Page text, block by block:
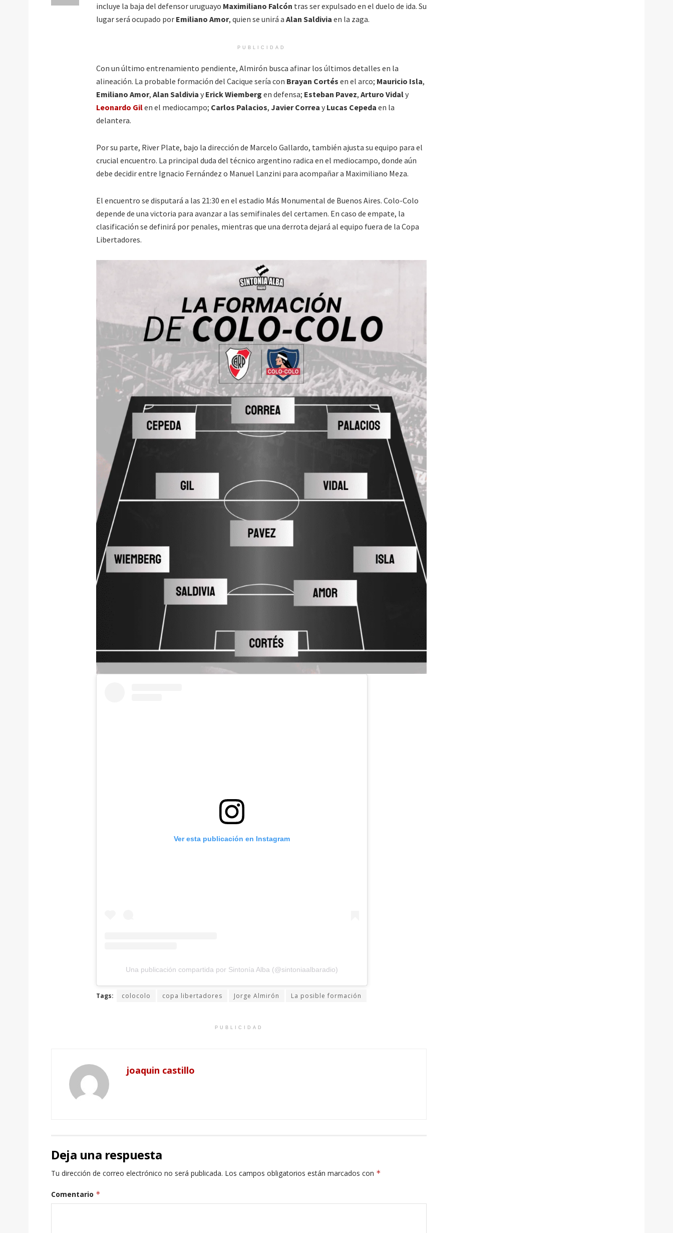
incluye la baja del defensor uruguayo Maximiliano Falcón tras ser expulsado en el duelo de ida. Su
lugar será ocupado por Emiliano Amor, quien se unirá a Alan Saldivia en la zaga.
PUBLICIDAD
Con un último entrenamiento pendiente, Almirón busca afinar los últimos detalles en la
alineación. La probable formación del Cacique sería con Brayan Cortés en el arco; Mauricio Isla,
Emiliano Amor, Alan Saldivia y Erick Wiemberg en defensa; Esteban Pavez, Arturo Vidaly
Leonardo Gilen el mediocampo; Carlos Palacios, Javier Correa y Lucas Cepeda en la
delantera.
Por su parte, River Plate, bajo la dirección de Marcelo Gallardo, también ajusta su equipo para el
crucial encuentro. La principal duda del técnico argentino radica en el mediocampo, donde aún
debe decidir entre Ignacio Fernández o Manuel Lanzini para acompañar a Maximiliano Meza.
El encuentro se disputará a las 21:30 en el estadio Más Monumental de Buenos Aires. Colo-Colo
depende de una victoria para avanzar a las semifinales del certamen. En caso de empate, la
clasificación se definirá por penales, mientras que una derrota dejará al equipo fuera de la Copa
Libertadores.
Ver esta publicación en Instagram
Una publicación compartida por Sintonía Alba (@sintoniaalbaradio)
Tags: colocolo copa libertadores Jorge Almirón La posible formación
PUBLICIDAD
joaquin castillo
Deja una respuesta
Tu dirección de correo electrónico no será publicada. Los campos obligatorios están marcados con *
Comentario *